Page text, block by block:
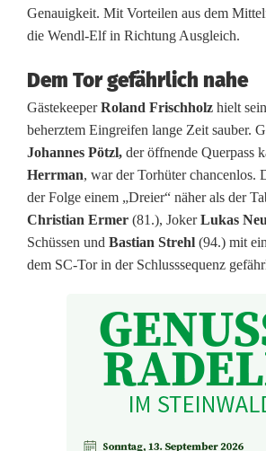
a
r
t
e
r
k
ä
m
Genauigkeit. Mit Vorteilen aus dem
die Wendl-Elf in Richtung Ausgleich.
Dem Tor gefährlich nahe
GästekeeperRoland Frischholz hielt
beherztem Eingreifen lange Zeit sauber.
Johannes Pötzl, der öffnende Querpass
Herrman, war der Torhüter chancenlos.
der Folge einem „Dreier“ näher als der
Christian Ermer (81.), JokerLukas
Schüssen und Bastian Strehl (94.) mit
dem SC-Tor in der Schlusssequenz